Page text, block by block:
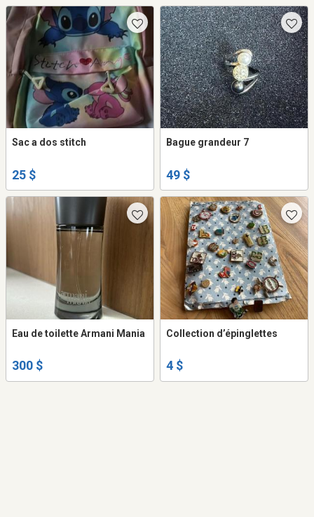
Sac a dos stitch
25 $
Bague grandeur 7
49 $
Eau de toilette Armani Mania
300 $
Collection d’épinglettes
4 $